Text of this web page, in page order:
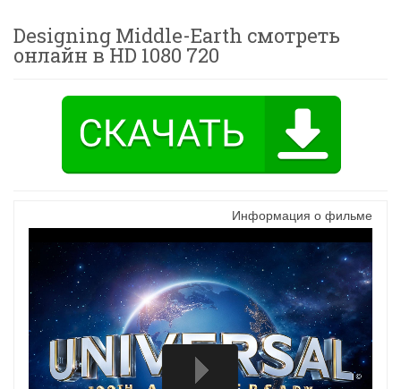
Designing Middle-Earth смотреть
онлайн в HD 1080 720
Информация о фильме